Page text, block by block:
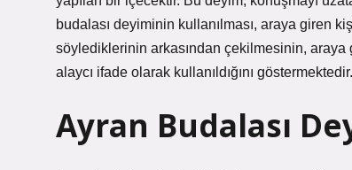
budalası deyiminin kullanılması, araya giren
söylediklerinin arkasından çekilmesinin,
alaycı ifade olarak kullanıldığını göstermektedir.
Ayran Budalası